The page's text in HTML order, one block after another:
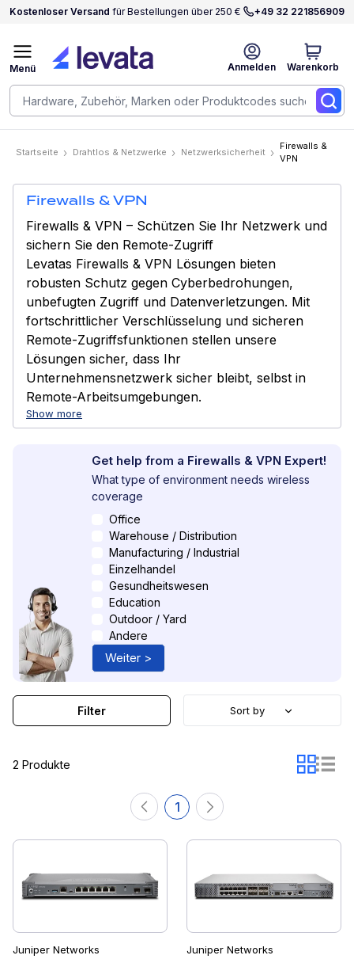
Kostenloser Versand für Bestellungen über 250 € +49 32 221856909
Anmelden Warenkorb
Menü
Startseite Drahtlos & Netzwerke Netzwerksicherheit
Firewalls &
VPN
Firewalls & VPN
Firewalls & VPN – Schützen Sie Ihr Netzwerk und
sichern Sie den Remote-Zugriff
Levatas Firewalls & VPN Lösungen bieten
robusten Schutz gegen Cyberbedrohungen,
unbefugten Zugriff und Datenverletzungen. Mit
fortschrittlicher Verschlüsselung und sicheren
Remote-Zugriffsfunktionen stellen unsere
Lösungen sicher, dass Ihr
Unternehmensnetzwerk sicher bleibt, selbst in
Remote-Arbeitsumgebungen.
Show more
Get help from a Firewalls & VPN Expert!
What type of environment needs wireless
coverage
Office
Warehouse / Distribution
Manufacturing / Industrial
Einzelhandel
Gesundheitswesen
Education
Outdoor / Yard
Andere
Weiter >
2 Produkte
1
Filter Sort by
Juniper Networks Juniper Networks